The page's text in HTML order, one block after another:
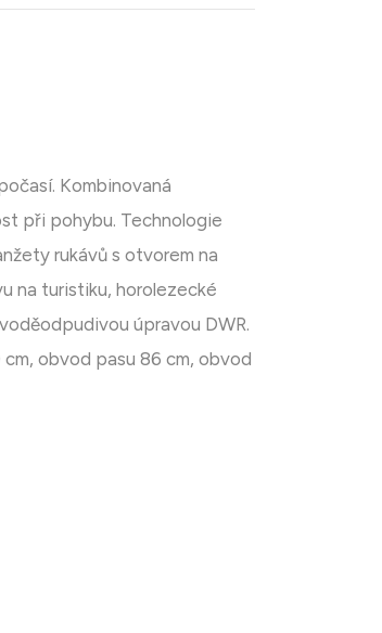
Kombinovaná
při pohybu. Technologie
rukávů s otvorem na
na turistiku, horolezecké
úpravou DWR.
obvod pasu 86 cm, obvod